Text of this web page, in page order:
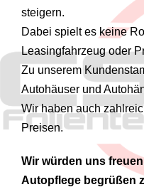
steigern.
Dabei spielt es keine
Leasingfahrzeug oder
Zu unserem
Autohäuser und
Wir haben auch
Preisen.
Wir würden uns
Autopflege begrüßen